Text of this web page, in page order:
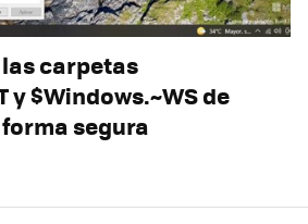
carpetas
y $Windows.~WS de
segura